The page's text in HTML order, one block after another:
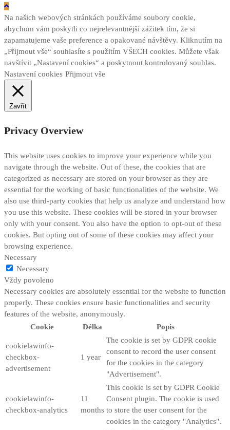
Na našich webových stránkách používáme soubory cookie,
abychom vám poskytli co nejrelevantnější zážitek tím, že si
zapamatujeme vaše preference a opakované návštěvy. Kliknutím na
„Přijmout vše“ souhlasíte s použitím VŠECH cookies. Můžete však
navštívit „Nastavení cookies“ a poskytnout kontrolovaný souhlas.
Nastavení cookies Přijmout vše
Zavřít
Privacy Overview
This website uses cookies to improve your experience while you
navigate through the website. Out of these, the cookies that are
categorized as necessary are stored on your browser as they are
essential for the working of basic functionalities of the website. We
also use third-party cookies that help us analyze and understand how
you use this website. These cookies will be stored in your browser
only with your consent. You also have the option to opt-out of these
cookies. But opting out of some of these cookies may affect your
browsing experience.
Necessary
Necessary
Vždy povoleno
Necessary cookies are absolutely essential for the website to function
properly. These cookies ensure basic functionalities and security
features of the website, anonymously.
Cookie
Délka Popis
cookielawinfo-
checkbox-
advertisement
1 year
The cookie is set by GDPR cookie
consent to record the user consent
for the cookies in the category
"Advertisement".
cookielawinfo-
checkbox-analytics
11
months
This cookie is set by GDPR Cookie
Consent plugin. The cookie is used
to store the user consent for the
cookies in the category "Analytics".